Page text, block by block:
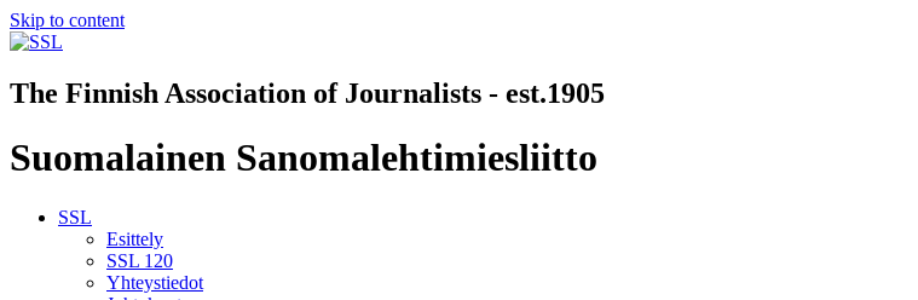
Skip to content
The Finnish Association of Journalists - est.1905
Suomalainen Sanomalehtimiesliitto
SSL
Esittely
SSL 120
Yhteystiedot